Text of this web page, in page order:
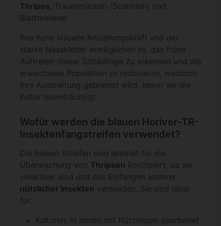
Thripse, Trauermücken (Sciariden) und
Blattminierer.
Ihre hohe visuelle Anziehungskraft und der
starke Nasskleber ermöglichen es, das frühe
Auftreten dieser Schädlinge zu erkennen und die
erwachsene Population zu reduzieren, wodurch
ihre Ausbreitung gebremst wird, bevor sie die
Kultur beeinträchtigt.
Wofür werden die blauen Horiver-TR-
Insektenfangstreifen verwendet?
Die blauen Streifen sind speziell für die
Überwachung von Thripsen konzipiert, da sie
selektiver sind und das Einfangen anderer
nützlicher Insekten vermeiden. Sie sind ideal
für:
Kulturen, in denen mit Nützlingen gearbeitet